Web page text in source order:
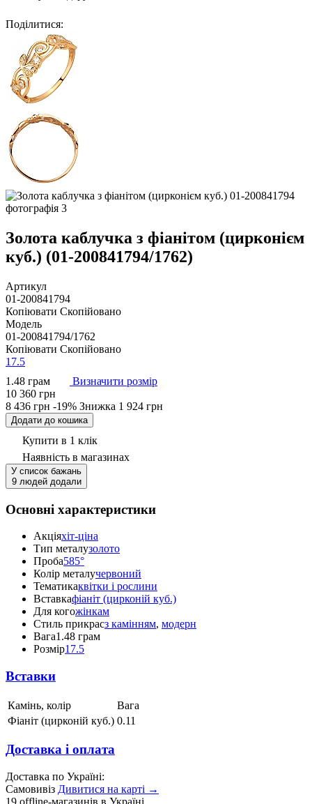
Поділитися:
Золота каблучка з фіанітом (цирконієм
куб.) (01-200841794/1762)
Артикул
01-200841794
Копіювати Скопійовано
Модель
01-200841794/1762
Копіювати Скопійовано
17.5
1.48 грам
Визначити розмір
10 360 грн
8 436 грн -19% Знижка 1 924 грн
Додати до кошика
Купити в 1 клік
Наявність в магазинах
У список бажань
9 людей додали
Основні характеристики
Акціяхіт-ціна
Тип металузолото
Проба585°
Колір металучервоний
Тематикаквітки і рослини
Вставкафіаніт (цирконій куб.)
Для когожінкам
Стиль прикрасз камінням, модерн
Вага1.48 грам
Розмір17.5
Вставки
Камінь, колір
Вага
Фіаніт (цирконій куб.) 0.11
Доставка і оплата
Доставка по Україні:
Самовивіз Дивитися на карті →